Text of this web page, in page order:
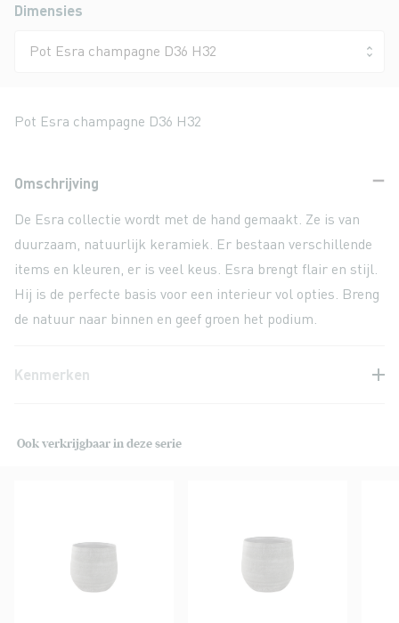
Pot Esra champagne D36 H32
Dimensies
Omschrijving
De Esra collectie wordt met de hand gemaakt. Ze is van
duurzaam, natuurlijk keramiek. Er bestaan verschillende
items en kleuren, er is veel keus. Esra brengt flair en stijl.
Hij is de perfecte basis voor een interieur vol opties. Breng
de natuur naar binnen en geef groen het podium.
Kenmerken
Ook verkrijgbaar in deze serie